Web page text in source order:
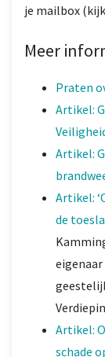
je mailbox
Meer
Praten
Artikel:
Artikel:
Artikel:
de
eigenaar
Artikel:
schade